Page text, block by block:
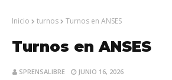
Inicio turnos Turnos en ANSES
Turnos en ANSES
SPRENSALIBRE JUNIO 16, 2026